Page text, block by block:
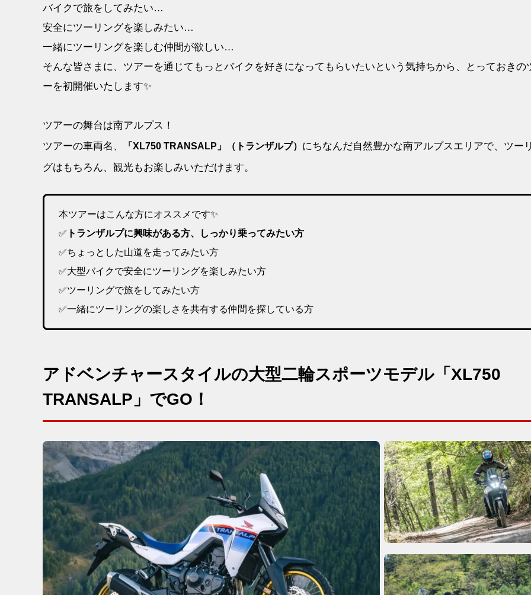
バイクで旅をしてみたい…
安全にツーリングを楽しみたい…
一緒にツーリングを楽しむ仲間が欲しい…
そんな皆さまに、ツアーを通じてもっとバイクを好きになってもらいたいという気持ちから、とっておきの
ーを初開催いたします✨
ツアーの舞台は南アルプス！
ツアーの車両名、
「XL750 TRANSALP」（トランザルプ） にちなんだ自然豊かな南アルプスエリアで、ツー
グはもちろん、観光もお楽しみいただけます。
本ツアーはこんな方にオススメです✨
✅ トランザルプに興味がある方、しっかり乗ってみたい方
✅ちょっとした山道を走ってみたい方
✅大型バイクで安全にツーリングを楽しみたい方
✅ツーリングで旅をしてみたい方
✅一緒にツーリングの楽しさを共有する仲間を探している方
アドベンチャースタイルの大型二輪スポーツモデル「XL750
TRANSALP」でGO！